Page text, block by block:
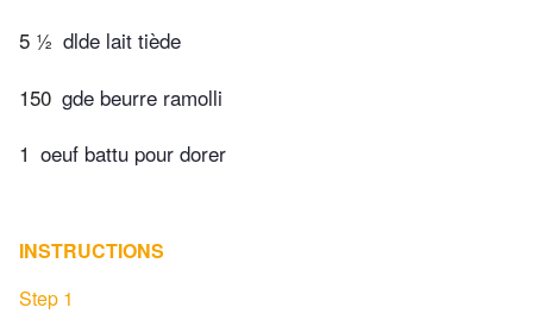
5 ½ dlde lait tiède
150 gde beurre ramolli
1 oeuf battu pour dorer
INSTRUCTIONS
Step 1